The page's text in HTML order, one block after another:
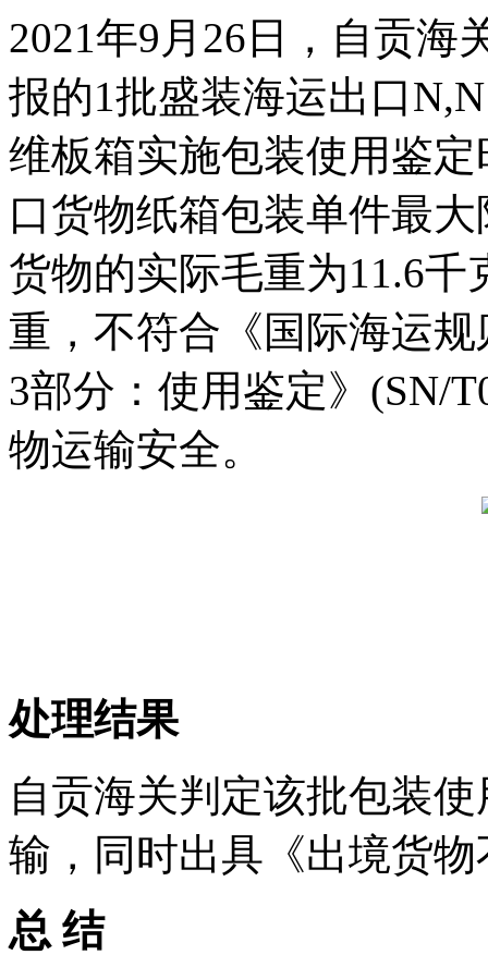
2021年9月26日，自贡海
报的1批盛装海运出口
维板箱实施包装使用鉴
口货物纸箱包装单件最
货物的实际毛重为11.6
重，不符合《国际海运
3部分：使用鉴定》(SN/
物运输安全。
处理结果
自贡海关判定该批包装
输，同时出具《出境货
总 结